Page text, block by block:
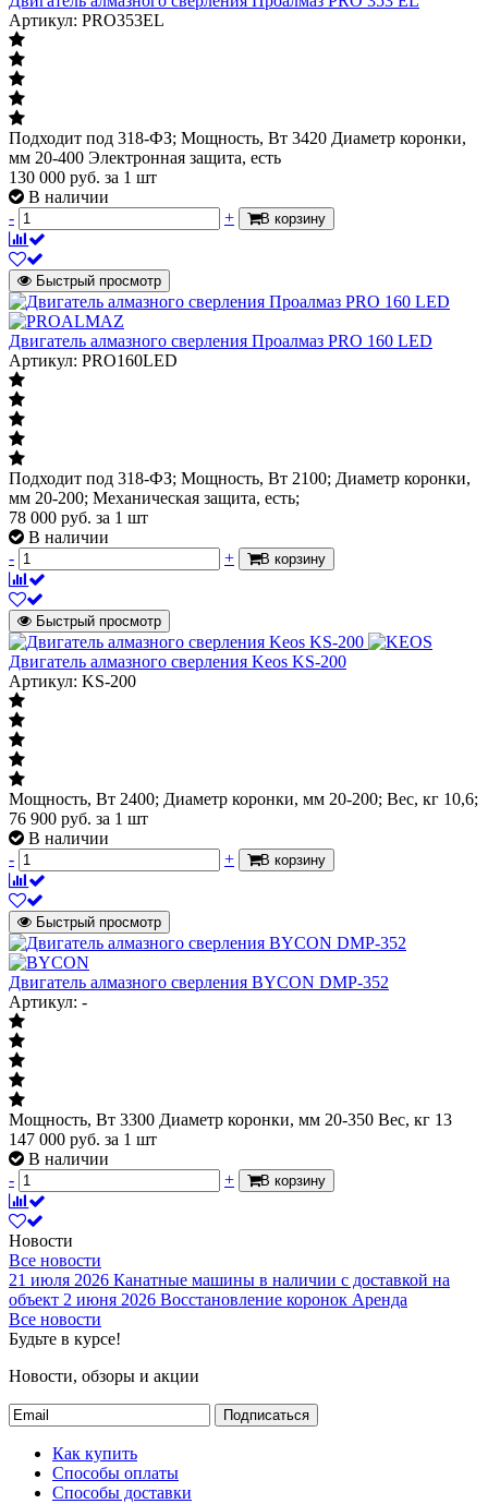
Артикул: PRO353EL
Подходит под 318-ФЗ; Мощность, Вт 3420 Диаметр коронки,
мм 20-400 Электронная защита, есть
130 000 руб. за 1 шт
В наличии
-
+ В корзину
Быстрый просмотр
Двигатель алмазного сверления Проалмаз PRO 160 LED
Артикул: PRO160LED
Подходит под 318-ФЗ; Мощность, Вт 2100; Диаметр коронки,
мм 20-200; Механическая защита, есть;
78 000 руб. за 1 шт
В наличии
-
+ В корзину
Быстрый просмотр
Двигатель алмазного сверления Keos KS-200
Артикул: KS-200
Мощность, Вт 2400; Диаметр коронки, мм 20-200; Вес, кг 10,6;
76 900 руб. за 1 шт
В наличии
-
+ В корзину
Быстрый просмотр
Двигатель алмазного сверления BYCON DMP-352
Артикул: -
Мощность, Вт 3300 Диаметр коронки, мм 20-350 Вес, кг 13
147 000 руб. за 1 шт
В наличии
-
+ В корзину
Новости
Все новости
21 июля 2026 Канатные машины в наличии с доставкой на
объект 2 июня 2026 Восстановление коронок Аренда
Все новости
Будьте в курсе!
Новости, обзоры и акции
Подписаться
Как купить
Способы оплаты
Способы доставки